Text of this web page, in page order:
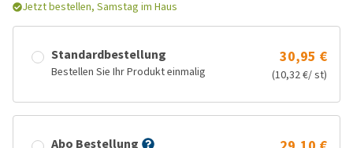
Jetzt bestellen, Samstag im Haus
Standardbestellung
Bestellen Sie Ihr Produkt einmalig
30,95 €
(10,32 €/ st)
Abo Bestellung